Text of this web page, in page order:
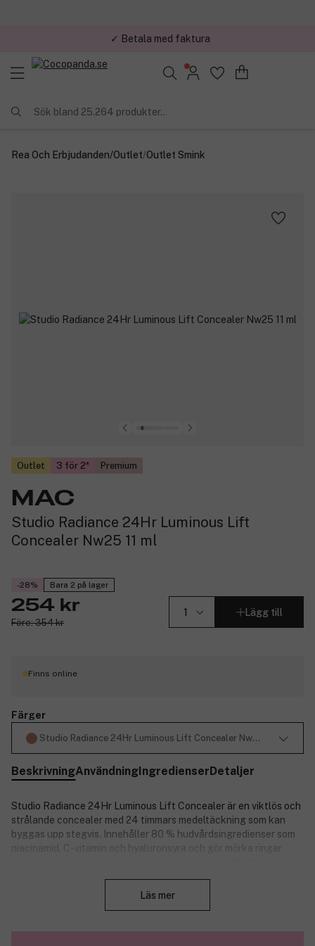
✓ Trygg E-handel
Sök bland 25.264 produkter..
Rea Och Erbjudanden/Outlet/Outlet Smink
Outlet 3 för 2 Premium
MAC
Studio Radiance 24Hr Luminous Lift
Concealer Nw25 11 ml
-28% Bara 2 på lager
254 kr
Före: 354 kr
Lägg till
Finns online
Färger
Studio Radiance 24Hr Luminous Lift Concealer Nw25 11 ml
BeskrivningAnvändning Ingredienser Detaljer
Studio Radiance 24Hr Luminous Lift Concealer är en viktlös och
strålande concealer med 24 timmars medeltäckning som kan
byggas upp stegvis. Innehåller 80 % hudvårdsingredienser som
niacinamid, C-vitamin och hyaluronsyra och gör mörka ringar
lyfter och gör huden ljusare. Denna concealer är berikad med
kraftfulla hudvårdande superingredienser som oliv- och
Läs mer